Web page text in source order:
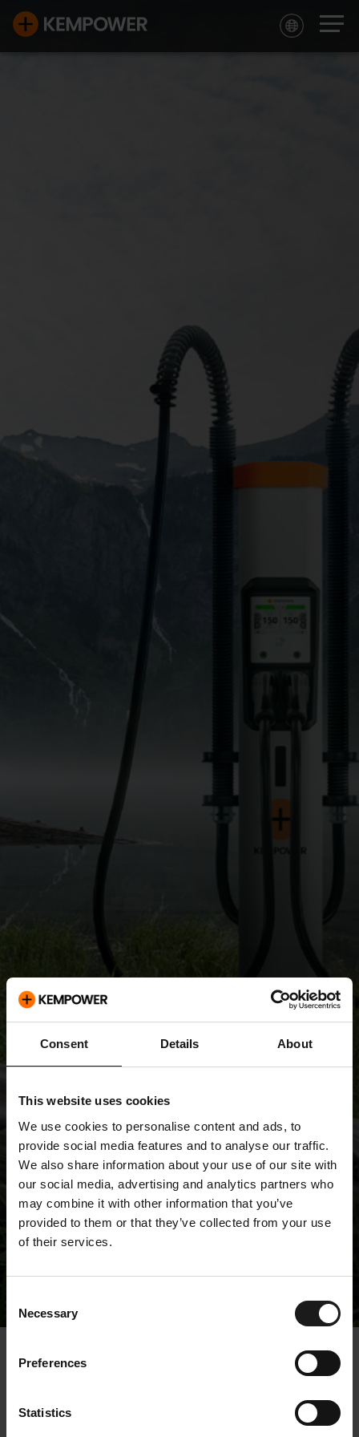
Consent Details About
This website uses cookies
We use cookies to personalise content and ads, to
provide social media features and to analyse our traffic.
We also share information about your use of our site with
our social media, advertising and analytics partners who
may combine it with other information that you’ve
provided to them or that they’ve collected from your use
of their services.
Selection
Necessary
Preferences
Statistics
Tiedotteet
« Tiedotteet
Kempower Oyj omien